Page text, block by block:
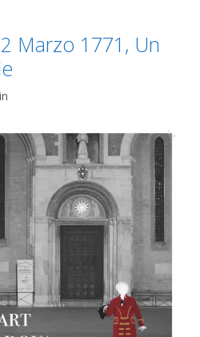
Marzo 1771, Un